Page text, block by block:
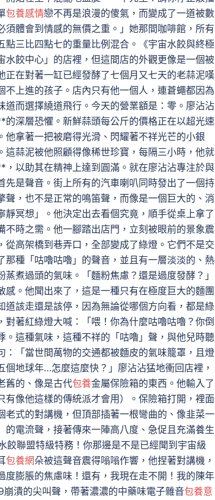
包養感情戀不再是浪漫的傻氣，而變成了一道被數
體會到情感的無價之重。」她那間咖啡館，所有
三比四點七的重量比例混合。《宇宙水餃與終極
餃中心」的店裡，但這間店的外觀更像是一個被
在對著一缸已經發酵了七個月又七天的老蒜泥嘆
上進的孩子。店內只有他一個人，連蒼蠅都因為
道而選擇繞道飛行。今天的營業額是：零。廖沾沾
深層恐懼。新鮮蒜頭每公斤的價格正在以超光速
拿著一把被磨得光滑、閃耀著不祥光芒的小銀
蒜泥被他照顧得像稀世珍寶，每隔三小時，他就
以助其在精神上達到圓滿。就在廖沾沾專注於與
是聲音。街上所有的汽車喇叭同時發出了一個持
，也不是正常的鳴笛聲，而像是一個巨大的、消
冥想」。他決定出去看個究竟，順手從桌上拿了
時之需。他一腳踏出店門，立刻被眼前的景象震
高架橋到巷弄口，全部變成了綠燈。它們不是交
種「咕嚕咕嚕」的聲音，並且有一層淡淡的、熱
煮過頭的氣味。「麵粉焦慮？還是過度發酵？」
。他聞出來了，這是一種只有在極度巨大的麵團
該走還是該停，因為無論從哪個方向看，都是綠
著紅綠燈大喊：「喂！你為什麼咕嚕咕嚕？你倒
這種氣味，這種不祥的「咕嚕」聲，與他兒時聽
「當世間萬物的交通都被麵皮的氣味籠罩，且燈
地球年…怎麼這麼快？」廖沾沾猛地衝回店裡，
舊的、像是古代包養金屬保險箱的東西。他輸入了
像他這樣的傳統派才會用）。保險箱打開，裡面
式的對講機，但頂部插著一根彎曲的、像韭菜一
電流聲，接著傳來一陣高八度、急促且充滿養生
聯盟特級特務！你那邊是不是已經聞到宇宙級
包養網朵被這聲音震得嗡嗡作響，他捏著對講機，
膨脹的焦慮味！還有，我現在走不開！我的陳年
潰的尖叫聲，帶著濃濃的中藥味電子雜音包養意